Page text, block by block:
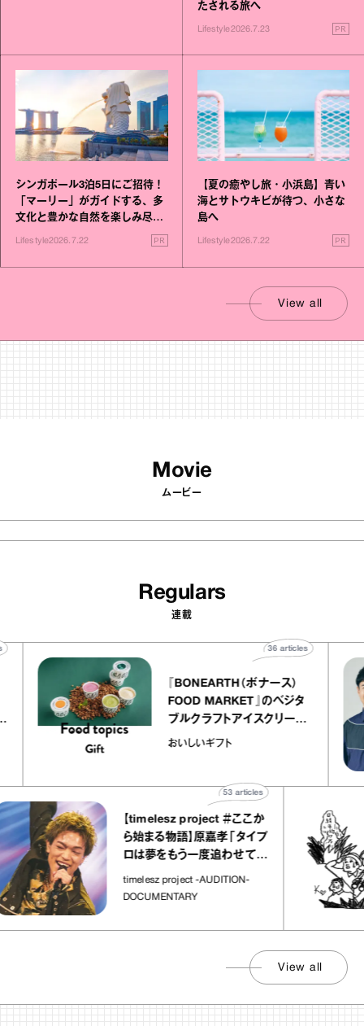
たされる旅へ
Lifestyle2026.7.23 PR
シンガポール3泊5日にご招待！
「マーリー」がガイドする、多
文化と豊かな自然を楽しみ尽く
Lifestyle2026.7.22 PR
【夏の癒やし旅・小浜島】青い
海とサトウキビが待つ、小さな
島へ
Lifestyle2026.7.22 PR
View all
Movie
ムービー
Regulars
連載
キャ
『BONEARTH（ボナース）
FOOD MARKET』のベジタ
ブルクラフトアイスクリーム
｜真野知子の「おいしいギフ
おいしいギフト
36articles
【timelesz project ＃ここか
ら始まる物語】原嘉孝「タイプ
ロは夢をもう一度追わせてく
れた場所」
timelesz project -AUDITION-
DOCUMENTARY
articles
View all